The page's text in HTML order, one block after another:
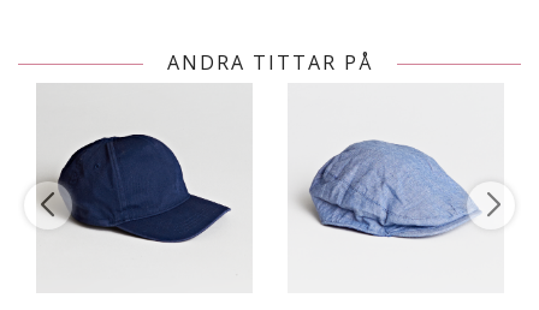
ANDRA TITTAR PÅ